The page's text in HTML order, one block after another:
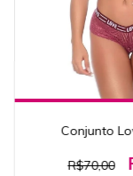
Conjunto
R$70,00